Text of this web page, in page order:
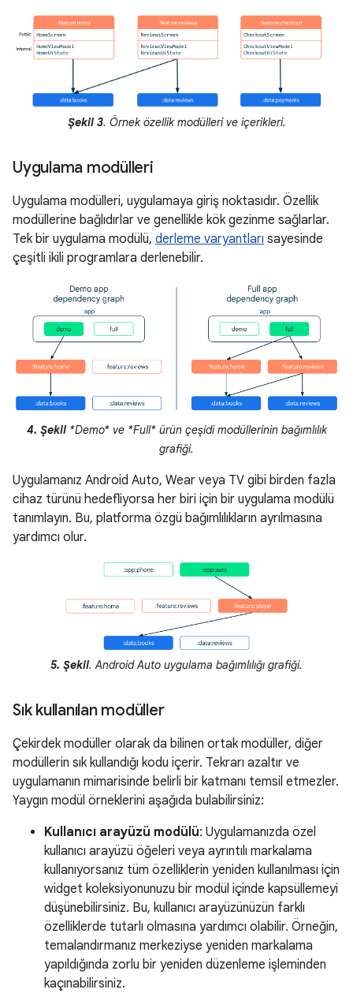
Şekil 3. Örnek özellik modülleri ve içerikleri.
Uygulama modülleri
Uygulama modülleri, uygulamaya giriş noktasıdır. Özellik
modüllerine bağlıdırlar ve genellikle kök gezinme sağlarlar.
Tek bir uygulama modülü, derleme varyantları sayesinde
çeşitli ikili programlara derlenebilir.
4. Şekil*Demo* ve *Full* ürün çeşidi modüllerinin bağımlılık
grafiği.
Uygulamanız Android Auto, Wear veya TV gibi birden fazla
cihaz türünü hedefliyorsa her biri için bir uygulama modülü
tanımlayın. Bu, platforma özgü bağımlılıkların ayrılmasına
yardımcı olur.
5. Şekil. Android Auto uygulama bağımlılığı grafiği.
Sık kullanılan modüller
Çekirdek modüller olarak da bilinen ortak modüller, diğer
modüllerin sık kullandığı kodu içerir. Tekrarı azaltır ve
uygulamanın mimarisinde belirli bir katmanı temsil etmezler.
Yaygın modül örneklerini aşağıda bulabilirsiniz:
Kullanıcı arayüzü modülü: Uygulamanızda özel
kullanıcı arayüzü öğeleri veya ayrıntılı markalama
kullanıyorsanız tüm özelliklerin yeniden kullanılması için
widget koleksiyonunuzu bir modül içinde kapsüllemeyi
düşünebilirsiniz. Bu, kullanıcı arayüzünüzün farklı
özelliklerde tutarlı olmasına yardımcı olabilir. Örneğin,
temalandırmanız merkeziyse yeniden markalama
yapıldığında zorlu bir yeniden düzenleme işleminden
kaçınabilirsiniz.